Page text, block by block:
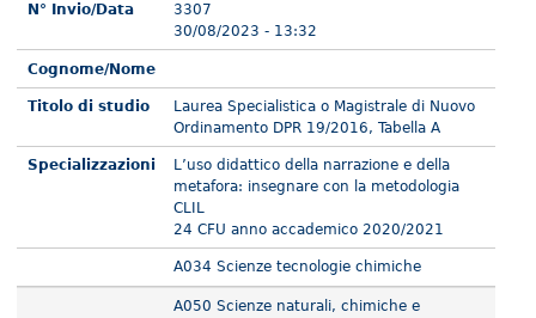
N° Invio/Data
3307
30/08/2023 - 13:32
Cognome/Nome
Titolo di studio
Laurea Specialistica o Magistrale di Nuovo
Ordinamento DPR 19/2016, Tabella A
Specializzazioni
L’uso didattico della narrazione e della
metafora: insegnare con la metodologia
CLIL
24 CFU anno accademico 2020/2021
A034 Scienze tecnologie chimiche
A050 Scienze naturali, chimiche e